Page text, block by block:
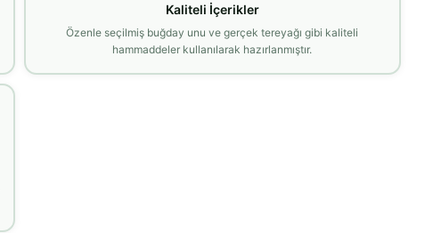
Kaliteli İçerikler
Özenle seçilmiş buğday unu ve gerçek tereyağı gibi kaliteli
hammaddeler kullanılarak hazırlanmıştır.